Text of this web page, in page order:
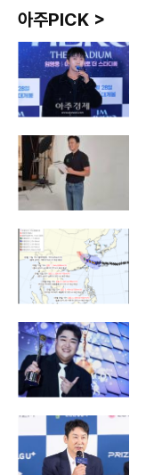
아주PICK >